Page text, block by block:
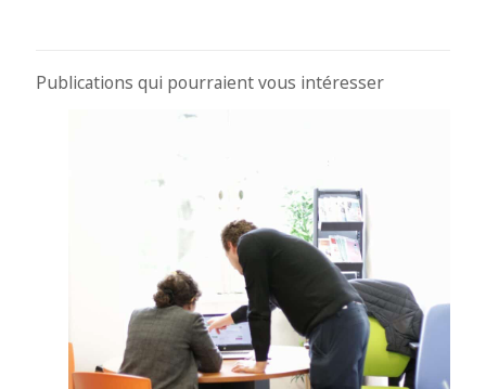
Publications qui pourraient vous intéresser